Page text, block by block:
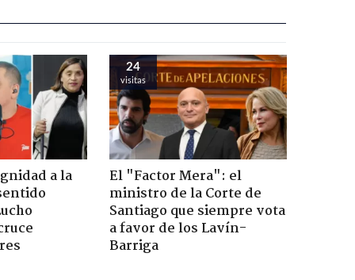
a la
24
visitas
El "Factor Mera": el
ministro de la Corte de
Santiago que siempre vota
a favor de los Lavín-
Barriga